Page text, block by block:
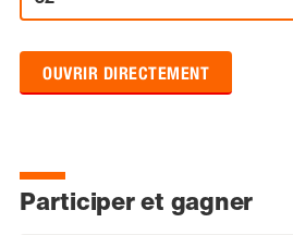
OUVRIR DIRECTEMENT
Participer et gagner